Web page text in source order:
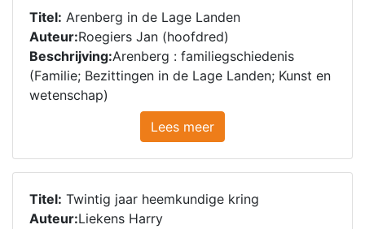
Titel: Arenberg in de Lage Landen
Auteur:Roegiers Jan (hoofdred)
Beschrijving:Arenberg : familiegschiedenis
(Familie; Bezittingen in de Lage Landen; Kunst en
wetenschap)
Lees meer
Titel: Twintig jaar heemkundige kring
Auteur:Liekens Harry